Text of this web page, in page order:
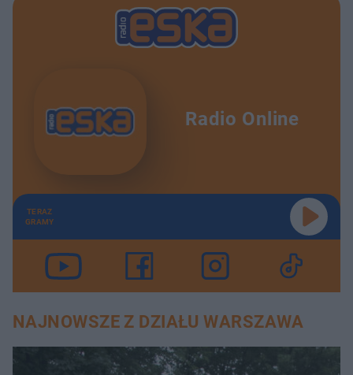
Radio Online
TERAZ
GRAMY
NAJNOWSZE Z DZIAŁU WARSZAWA